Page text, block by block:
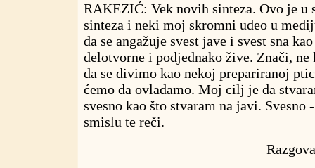
RAKEZIĆ: Vek novih sinteza. Ovo je u
sinteza i neki moj skromni udeo u
da se angažuje svest jave i svest sna
delotvorne i podjednako žive. Znači, ne
da se divimo kao nekoj prepariranoj
ćemo da ovladamo. Moj cilj je da
svesno kao što stvaram na javi.
smislu te reči.